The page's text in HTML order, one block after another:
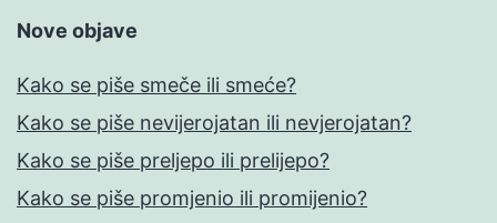
Nove objave
Kako se piše smeče ili smeće?
Kako se piše nevijerojatan ili nevjerojatan?
Kako se piše preljepo ili prelijepo?
Kako se piše promjenio ili promijenio?